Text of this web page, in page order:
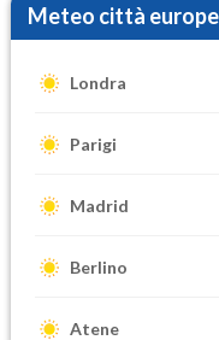
Meteo città
Londra
Parigi
Madrid
Berlino
Atene